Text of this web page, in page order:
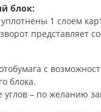
блок:
1 слоем
представляет
с
блока.
углов – по желанию